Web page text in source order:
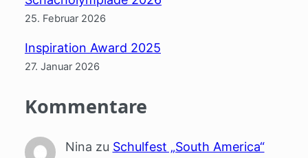
25. Februar 2026
Inspiration Award 2025
27. Januar 2026
Kommentare
Nina zu Schulfest „South America“